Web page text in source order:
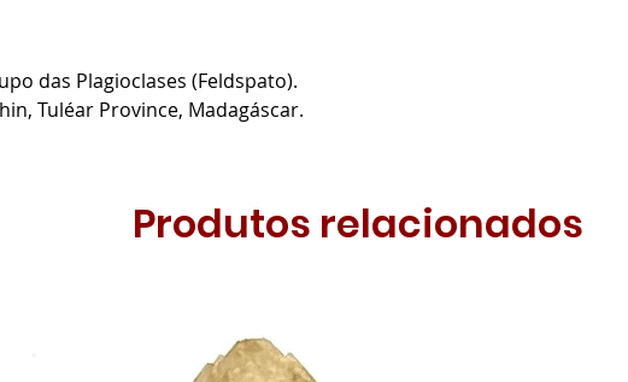
das Plagioclases (Feldspato).
Tuléar Province, Madagáscar.
Produtos relacionados